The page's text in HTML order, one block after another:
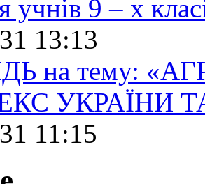
учнів 9 – х
13:13
на тему:
УКРАЇНИ
11:15